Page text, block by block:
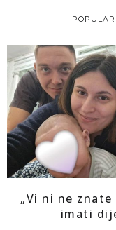
„Vi ni ne
imati